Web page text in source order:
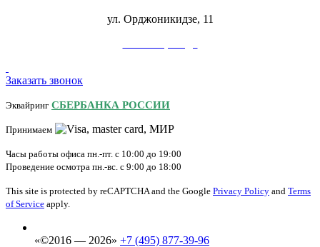
ул. Орджоникидзе, 11
Заказать звонок
Эквайринг СБЕРБАНКА РОССИИ
Принимаем
Часы работы офиса пн.-пт. с 10:00 до 19:00
Проведение осмотра пн.-вс. с 9:00 до 18:00
This site is protected by reCAPTCHA and the Google Privacy Policy and Terms
of Service apply.
«©2016 — 2026» +7 (495) 877-39-96